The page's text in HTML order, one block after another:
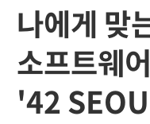
나에게 맞
소프트웨
'42